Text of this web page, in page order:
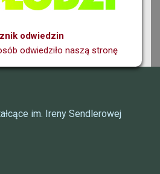
odwiedzin
odwiedziło naszą stronę
im. Ireny Sendlerowej